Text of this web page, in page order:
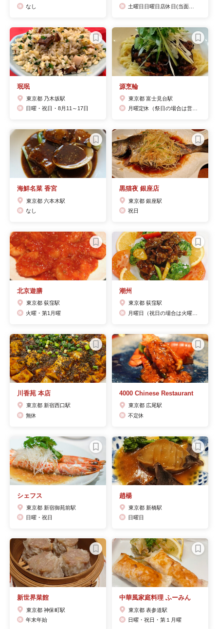
なし
珉珉
東京都 乃木坂駅
日曜・祝日・8月11～17日
源烹輪
東京都 富士見台駅
海鮮名菜 香宮
東京都 六本木駅
なし
黒猫夜 銀座店
東京都 銀座駅
祝日
北京遊膳
東京都 荻窪駅
火曜・第1月曜
潮州
東京都 荻窪駅
川香苑 本店
東京都 新宿西口駅
無休
4000 Chinese Restaurant
東京都 広尾駅
不定休
シェフス
東京都 新宿御苑前駅
日曜・祝日
趙楊
東京都 新橋駅
日曜日
新世界菜館
東京都 神保町駅
年末年始
中華風家庭料理 ふーみん
東京都 表参道駅
日曜・祝日・第１月曜